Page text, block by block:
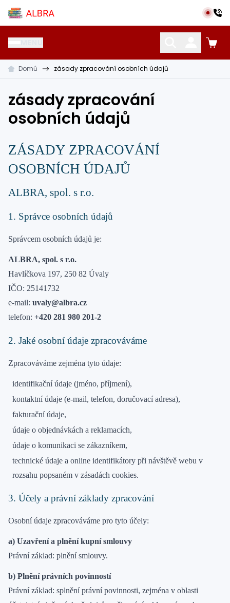
Přeskočit na hlavní obsah
Albra s.r.o.
KATALOG UČEBNIC OSTATNÍ POMŮCKY
Domů zásady zpracování osobních údajů
zásady zpracování
osobních údajů
ZÁSADY ZPRACOVÁNÍ
OSOBNÍCH ÚDAJŮ
ALBRA, spol. s r.o.
1. Správce osobních údajů
Správcem osobních údajů je:
ALBRA, spol. s r.o.
Havlíčkova 197, 250 82 Úvaly
IČO: 25141732
e-mail: uvaly@albra.cz
telefon: +420 281 980 201-2
2. Jaké osobní údaje zpracováváme
Zpracováváme zejména tyto údaje:
identifikační údaje (jméno, příjmení),
kontaktní údaje (e-mail, telefon, doručovací adresa),
fakturační údaje,
údaje o objednávkách a reklamacích,
údaje o komunikaci se zákazníkem,
technické údaje a online identifikátory při návštěvě webu v
rozsahu popsaném v zásadách cookies.
3. Účely a právní základy zpracování
Osobní údaje zpracováváme pro tyto účely:
a) Uzavření a plnění kupní smlouvy
Právní základ: plnění smlouvy.
b) Plnění právních povinností
Právní základ: splnění právní povinnosti, zejména v oblasti